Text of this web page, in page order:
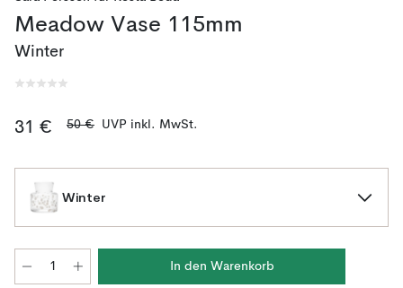
Meadow Vase 115mm
Winter
31 € 50 € UVP inkl. MwSt.
Winter
In den Warenkorb